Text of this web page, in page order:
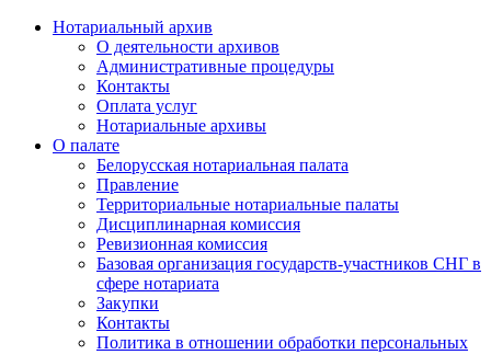
Нотариальный архив
О деятельности архивов
Административные процедуры
Контакты
Оплата услуг
Нотариальные архивы
О палате
Белорусская нотариальная палата
Правление
Территориальные нотариальные палаты
Дисциплинарная комиссия
Ревизионная комиссия
Базовая организация государств-участников СНГ в
сфере нотариата
Закупки
Контакты
Политика в отношении обработки персональных